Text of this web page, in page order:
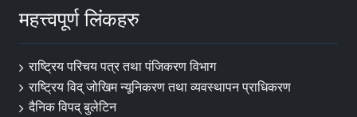
महत्त्वपूर्ण लिंकहरु
राष्ट्रिय परिचय पत्र तथा पंजिकरण विभाग
राष्ट्रिय विद् जोखिम न्यूनिकरण तथा व्यवस्थापन प्राधिकरण
दैनिक विपद् बुलेटिन